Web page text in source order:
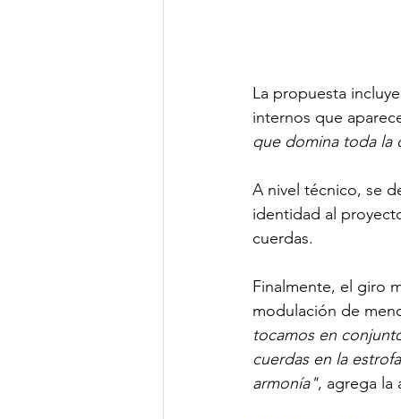
La propuesta
internos que
que domina toda la
A nivel técnico, se
identidad al
cuerdas.
Finalmente, el giro
modulación de
tocamos en
cuerdas en la
armonía", agrega la